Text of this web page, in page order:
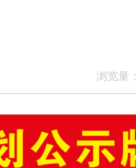
浏览量：